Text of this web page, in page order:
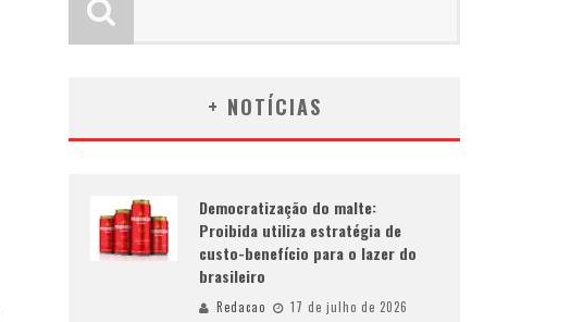
+ NOTÍCIAS
Democratização do malte:
Proibida utiliza estratégia de
custo-benefício para o lazer do
brasileiro
Redacao 17 de julho de 2026